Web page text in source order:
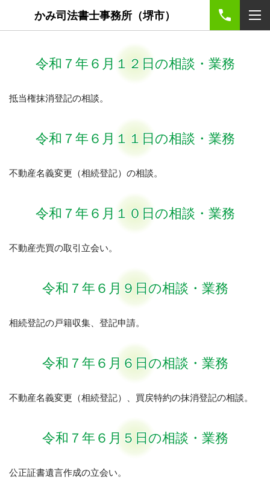
かみ司法書士事務所（堺市）
令和７年６月１２日の相談・業務
抵当権抹消登記の相談。
令和７年６月１１日の相談・業務
不動産名義変更（相続登記）の相談。
令和７年６月１０日の相談・業務
不動産売買の取引立会い。
令和７年６月９日の相談・業務
相続登記の戸籍収集、登記申請。
令和７年６月６日の相談・業務
不動産名義変更（相続登記）、買戻特約の抹消登記の相談。
令和７年６月５日の相談・業務
公正証書遺言作成の立会い。